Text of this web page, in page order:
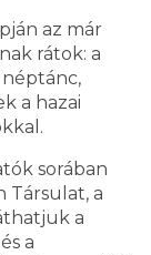
az már
rátok: a
a hazai
sorában
Társulat, a
a
a